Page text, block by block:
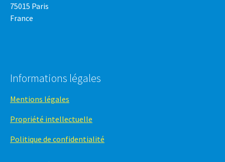
75015 Paris
France
Informations légales
Mentions légales
Propriété intellectuelle
Politique de confidentialité